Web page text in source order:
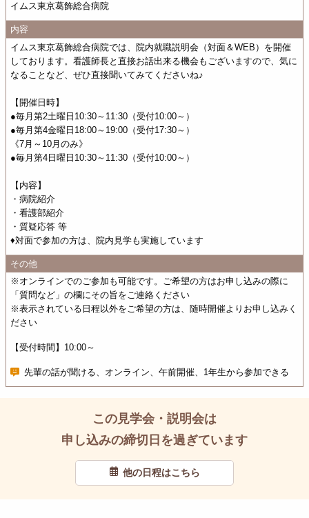
イムス東京葛飾総合病院
内容
イムス東京葛飾総合病院では、院内就職説明会（対面＆WEB）を開催
しております。看護師長と直接お話出来る機会もございますので、気に
なることなど、ぜひ直接聞いてみてくださいね♪
【開催日時】
●毎月第2土曜日10:30～11:30（受付10:00～）
●毎月第4金曜日18:00～19:00（受付17:30～）
《7月～10月のみ》
●毎月第4日曜日10:30～11:30（受付10:00～）
【内容】
・病院紹介
・看護部紹介
・質疑応答 等
♦対面で参加の方は、院内見学も実施しています
その他
※オンラインでのご参加も可能です。ご希望の方はお申し込みの際に
「質問など」の欄にその旨をご連絡ください
※表示されている日程以外をご希望の方は、随時開催よりお申し込みく
ださい
【受付時間】10:00～
先輩の話が聞ける、オンライン、午前開催、1年生から参加できる
この見学会・説明会は
申し込みの締切日を過ぎています
他の日程はこちら